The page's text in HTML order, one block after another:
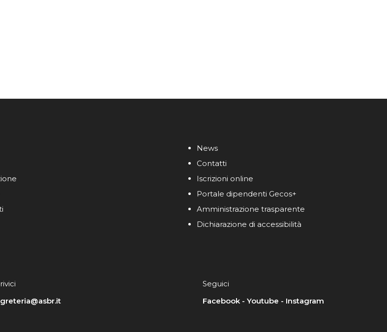
News
Contatti
Iscrizioni online
Portale dipendenti Gecos+
Amministrazione trasparente
Dichiarazione di accessibilità
Seguici
Facebook- Youtube - Instagram